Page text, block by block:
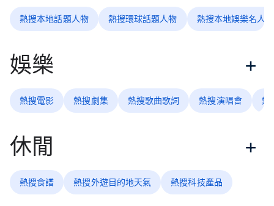
熱搜本地話題人物 熱搜環球話題人物 熱搜本地娛樂名人
娛樂
熱搜電影 熱搜劇集 熱搜歌曲歌詞 熱搜演唱會 熱
休閒
熱搜食譜 熱搜外遊目的地天氣 熱搜科技產品